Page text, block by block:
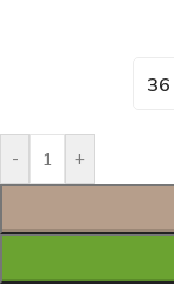
36
- +